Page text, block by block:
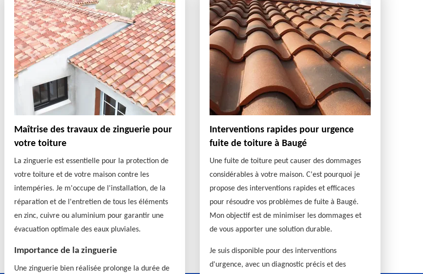
Maîtrise des travaux de zinguerie pour
votre toiture
La zinguerie est essentielle pour la protection de
votre toiture et de votre maison contre les
intempéries. Je m'occupe de l'installation, de la
réparation et de l'entretien de tous les éléments
en zinc, cuivre ou aluminium pour garantir une
évacuation optimale des eaux pluviales.
Importance de la zinguerie
Une zinguerie bien réalisée prolonge la durée de
Interventions rapides pour urgence
fuite de toiture à Baugé
Une fuite de toiture peut causer des dommages
considérables à votre maison. C'est pourquoi je
propose des interventions rapides et efficaces
pour résoudre vos problèmes de fuite à Baugé.
Mon objectif est de minimiser les dommages et
de vous apporter une solution durable.
Je suis disponible pour des interventions
d'urgence, avec un diagnostic précis et des